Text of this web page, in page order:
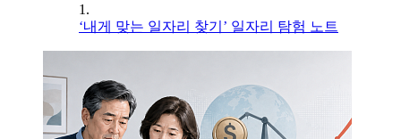
1.
‘내게 맞는 일자리 찾기’ 일자리 탐험 노트